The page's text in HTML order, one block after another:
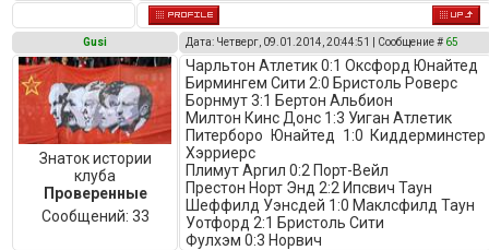
Gusi Дата: Четверг, 09.01.2014, 20:44:51 | Сообщение # 65
Знаток истории
клуба
Проверенные
Сообщений: 33
Чарльтон Атлетик 0:1 Оксфорд Юнайтед
Бирмингем Сити 2:0 Бристоль Роверс
Борнмут 3:1 Бертон Альбион
Милтон Кинс Донс 1:3 Уиган Атлетик
Питерборо Юнайтед 1:0 Киддерминстер
Хэрриерс
Плимут Аргил 0:2 Порт-Вейл
Престон Норт Энд 2:2 Ипсвич Таун
Шеффилд Уэнсдей 1:0 Маклсфилд Таун
Уотфорд 2:1 Бристоль Сити
Фулхэм 0:3 Норвич